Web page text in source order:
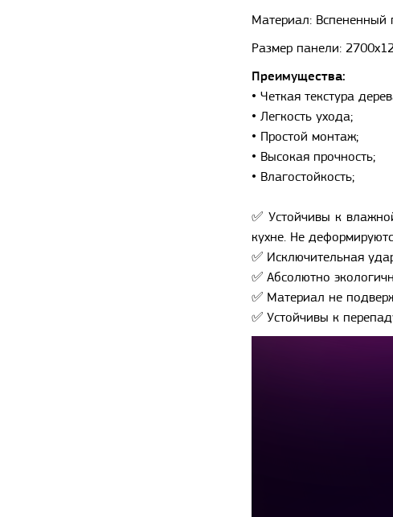
Материал: Вспененный
Размер панели:
Преимущества:
• Четкая текстура
• Легкость ухода;
• Простой монтаж;
• Высокая прочность;
• Влагостойкость;
✅ Устойчивы к
кухне. Не
✅ Исключительная
✅ Абсолютно
✅ Материал не
✅ Устойчивы к